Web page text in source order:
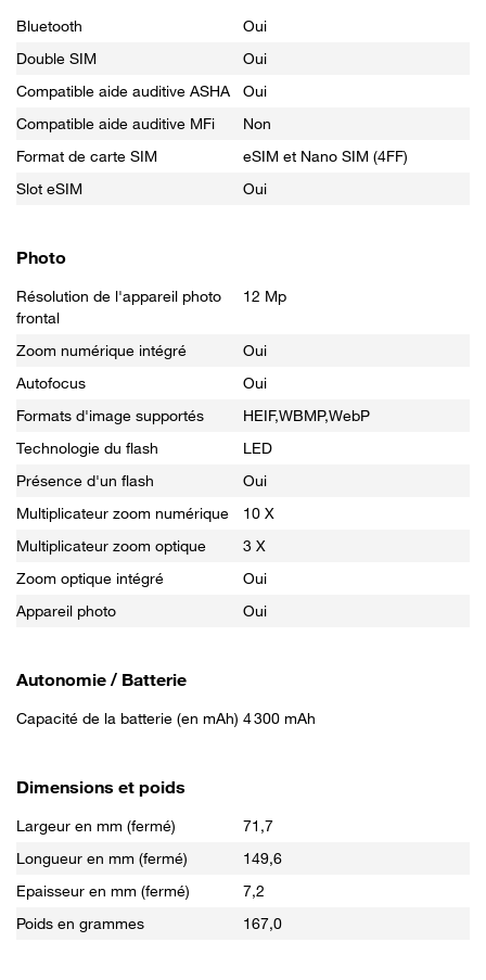
Bluetooth
Oui
Double SIM
Oui
Compatible aide auditive ASHA
Oui
Compatible aide auditive MFi
Non
Format de carte SIM
eSIM et Nano SIM (4FF)
Slot eSIM
Oui
Photo
Résolution de l'appareil photo
frontal
12 Mp
Zoom numérique intégré
Oui
Autofocus
Oui
Formats d'image supportés
HEIF,WBMP,WebP
Technologie du flash
LED
Présence d'un flash
Oui
Multiplicateur zoom numérique
10 X
Multiplicateur zoom optique
3 X
Zoom optique intégré
Oui
Appareil photo
Oui
Autonomie / Batterie
Capacité de la batterie (en mAh) 4 300 mAh
Dimensions et poids
Largeur en mm (fermé)
71,7
Longueur en mm (fermé)
149,6
Epaisseur en mm (fermé)
7,2
Poids en grammes
167,0